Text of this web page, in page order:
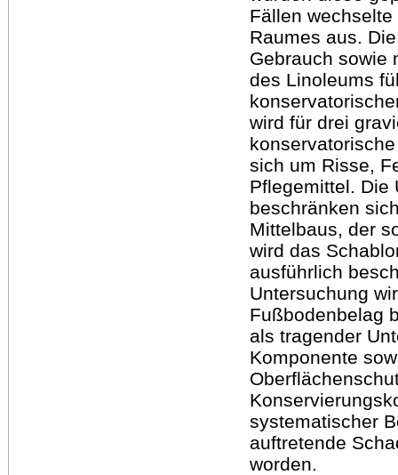
Fällen
Raumes aus.
Gebrauch sowie
des Linoleums
wird für drei
sich um Risse,
Pflegemittel. Die
beschränken
Mittelbaus, der
wird das
ausführlich
Untersuchung
Fußbodenbelag
als tragender
Komponente
systematischer
auftretende
worden.